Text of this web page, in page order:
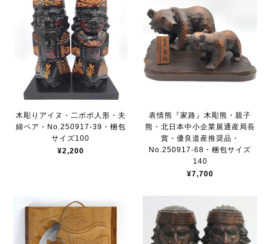
木彫りアイヌ・二ポポ人形・夫
婦ペア・No.250917-39・梱包
サイズ100
¥2,200
表情熊『家路』木彫熊・親子
熊・北日本中小企業展通産局長
賞・優良道産推奨品・
No.250917-68・梱包サイズ
140
¥7,700